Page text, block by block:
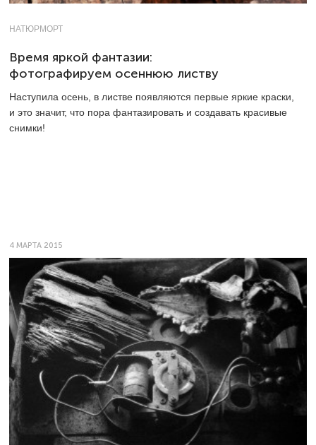
НАТЮРМОРТ
Время яркой фантазии:
фотографируем осеннюю листву
Наступила осень, в листве появляются первые яркие краски,
и это значит, что пора фантазировать и создавать красивые
снимки!
4 МАРТА 2015